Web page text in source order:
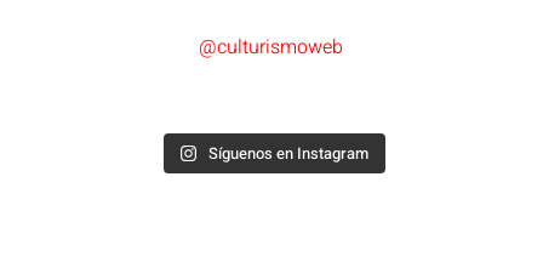
@culturismoweb
Síguenos en Instagram